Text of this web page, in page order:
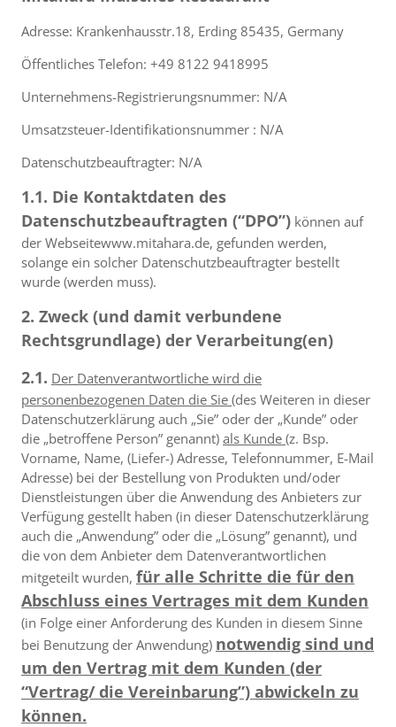
Adresse: Krankenhausstr.18, Erding 85435, Germany
Öffentliches Telefon: +49 8122 9418995
Unternehmens-Registrierungsnummer: N/A
Umsatzsteuer-Identifikationsnummer : N/A
Datenschutzbeauftragter: N/A
1.1. Die Kontaktdaten des
Datenschutzbeauftragten (“DPO”) können auf
der Webseitewww.mitahara.de, gefunden werden,
solange ein solcher Datenschutzbeauftragter bestellt
wurde (werden muss).
2. Zweck (und damit verbundene
Rechtsgrundlage) der Verarbeitung(en)
2.1. Der Datenverantwortliche wird die
personenbezogenen Daten die Sie (des Weiteren in dieser
Datenschutzerklärung auch „Sie” oder der „Kunde” oder
die „betroffene Person” genannt) als Kunde (z. Bsp.
Vorname, Name, (Liefer-) Adresse, Telefonnummer, E-Mail
Adresse) bei der Bestellung von Produkten und/oder
Dienstleistungen über die Anwendung des Anbieters zur
Verfügung gestellt haben (in dieser Datenschutzerklärung
auch die „Anwendung” oder die „Lösung” genannt), und
die von dem Anbieter dem Datenverantwortlichen
mitgeteilt wurden, für alle Schritte die für den
Abschluss eines Vertrages mit dem Kunden
(in Folge einer Anforderung des Kunden in diesem Sinne
bei Benutzung der Anwendung) notwendig sind und
um den Vertrag mit dem Kunden (der
“Vertrag/ die Vereinbarung”) abwickeln zu
können.